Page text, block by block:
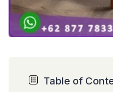
Table of